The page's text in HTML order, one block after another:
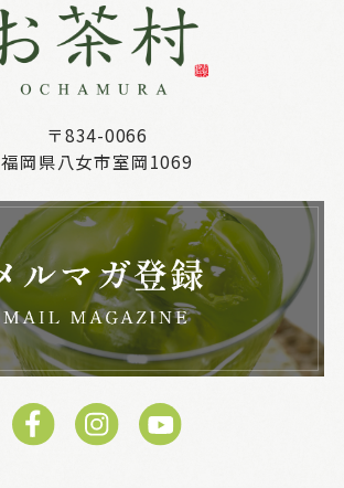
〒834-0066
福岡県八女市室岡1069